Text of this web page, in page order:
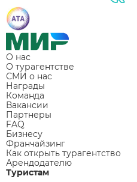
О нас
О турагентстве
СМИ о нас
Награды
Команда
Вакансии
Партнеры
FAQ
Бизнесу
Франчайзинг
Как открыть турагентство
Арендодателю
Туристам